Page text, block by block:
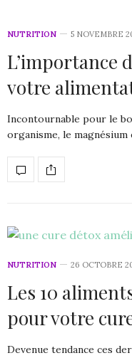
NUTRITION 5 NOVEMBRE
L’importance
votre
Incontournable pour le
organisme, le
NUTRITION 26 OCTOBRE
Les 10
pour votre
Devenue tendance ces